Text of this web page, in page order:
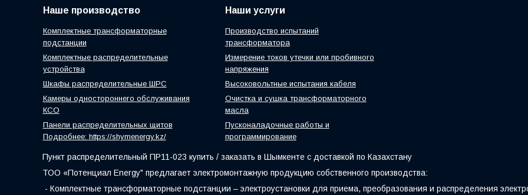
Наше производство
Комплектные трансформаторные
подстанции
Комплектные распределительные
устройства
Шкафы распределительные ШРС
Камеры одностороннего обслуживания
КСО
Панели распределительных щитов
Подробнее: https://shymenergy.kz/
Наши услуги
Производство испытаний
трансформатора
Измерение токов утечки или пробивного
напряжения
Высоковольтные испытания кабеля
Очистка и сушка трансформаторного
масла
Пусконаладочные работы и
программирование
Пункт распределительный ПР11-023 купить / заказать в Шымкенте с доставкой по Казахстану
ТОО «Потенциал Energy" предлагает электромонтажную продукцию собственного производства:
- Комплектные трансформаторные подстанции – электроустановки для приема, преобразования и распределения